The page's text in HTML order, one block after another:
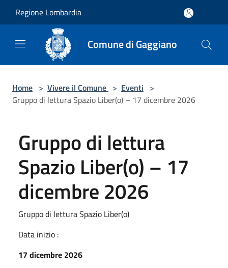
Regione Lombardia
Comune di Gaggiano
Home > Vivere il Comune > Eventi >
Gruppo di lettura Spazio Liber(o) – 17 dicembre 2026
Gruppo di lettura
Spazio Liber(o) – 17
dicembre 2026
Gruppo di lettura Spazio Liber(o)
Data inizio :
17 dicembre 2026